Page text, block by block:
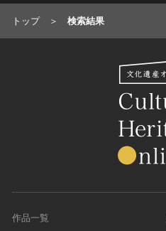
集落跡
その他
地質鉱物
トップ 検索結果
作品一覧